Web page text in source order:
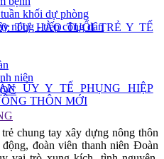
khối dự phòng
nóng - tiếp công dân
niên
TỰ HÀO TUỔI TRẺ Y TẾ
ỦY Y TẾ PHỤNG HIỆP
THÔN MỚI
chung tay xây dựng nông thôn
đoàn viên thanh niên Đoàn